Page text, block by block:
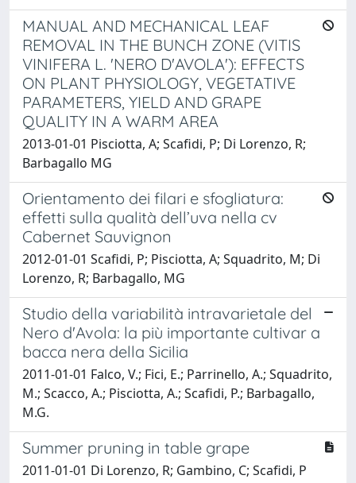
MANUAL AND MECHANICAL LEAF
REMOVAL IN THE BUNCH ZONE (VITIS
VINIFERA L. 'NERO D'AVOLA'): EFFECTS
ON PLANT PHYSIOLOGY, VEGETATIVE
PARAMETERS, YIELD AND GRAPE
QUALITY IN A WARM AREA
2013-01-01 Pisciotta, A; Scafidi, P; Di Lorenzo, R;
Barbagallo MG
Orientamento dei filari e sfogliatura:
effetti sulla qualità dell’uva nella cv
Cabernet Sauvignon
2012-01-01 Scafidi, P; Pisciotta, A; Squadrito, M; Di
Lorenzo, R; Barbagallo, MG
Studio della variabilità intravarietale del
Nero d'Avola: la più importante cultivar a
bacca nera della Sicilia
2011-01-01 Falco, V.; Fici, E.; Parrinello, A.; Squadrito,
M.; Scacco, A.; Pisciotta, A.; Scafidi, P.; Barbagallo,
M.G.
Summer pruning in table grape
2011-01-01 Di Lorenzo, R; Gambino, C; Scafidi, P